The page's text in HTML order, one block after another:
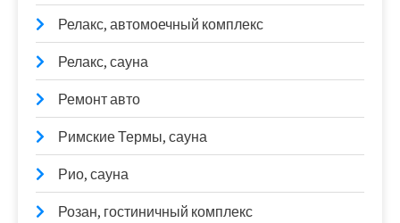
Релакс, автомоечный комплекс
Релакс, сауна
Ремонт авто
Римские Термы, сауна
Рио, сауна
Розан, гостиничный комплекс